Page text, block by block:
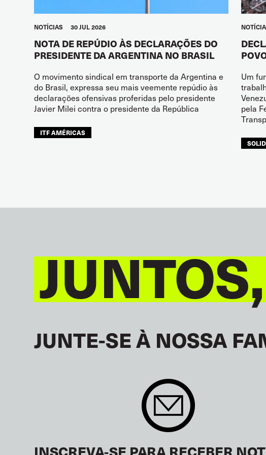
NOTÍCIAS 30 JUL 2026
NOTA DE REPÚDIO ÀS DECLARAÇÕES DO
PRESIDENTE DA ARGENTINA NO BRASIL
O movimento sindical em transporte da Argentina e
do Brasil, expressa seu mais veemente repúdio às
declarações ofensivas proferidas pelo presidente
Javier Milei contra o presidente da República
ITF AMÉRICAS
Um
pela
JUNTE-SE À NOSSA